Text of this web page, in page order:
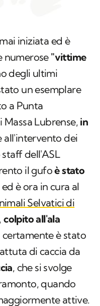
iniziata ed è
numerose "vittime
degli ultimi
un esemplare
a Punta
Lubrense, in
all'intervento dei
dell'ASL
il gufoè stato
ed è ora in cura al
Selvatici di
colpito all'ala
certamente è stato
di caccia da
, che si svolge
quando
attive.